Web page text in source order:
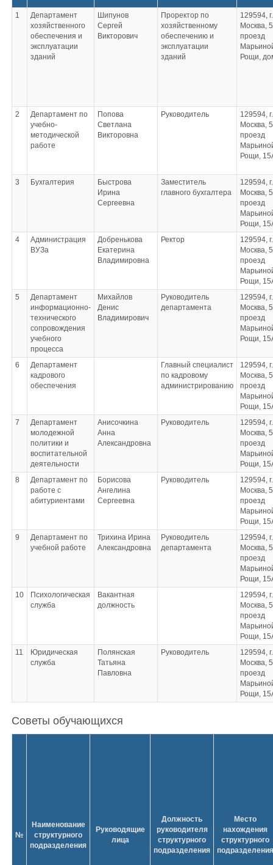
1
Департамент
хозяйственного
обеспечения и
эксплуатации
зданий
Шипунов
Сергей
Викторович
Проректор по
хозяйственному
обеспечению и
эксплуатации
зданий
129594, г.
Москва,
проезд
Рощи,
2
Департамент по
учебно-
методической
работе
Попова
Светлана
Викторовна
Руководитель
129594, г.
Москва,
проезд
Рощи,
3 Бухгалтерия
Быстрова
Ирина
Сергеевна
Заместитель
главного бухгалтера
129594, г.
Москва,
проезд
Рощи,
4
Администрация
ВУЗа
Добренькова
Екатерина
Владимировна
Ректор
129594, г.
Москва,
проезд
Рощи,
5
Департамент
информационно-
технического
сопровождения
учебного
процесса
Михайлов
Денис
Владимирович
Руководитель
департамента
129594, г.
Москва,
проезд
Рощи,
6
Департамент
кадрового
обеспечения
Главный специалист
по кадровому
администрированию
129594, г.
Москва,
проезд
Рощи,
7
Департамент
молодежной
политики и
воспитательной
деятельности
Анисочкина
Анна
Александровна
Руководитель
129594, г.
Москва,
проезд
Рощи,
8
Департамент по
работе с
абитуриентами
Борисова
Ангелина
Сергеевна
Руководитель
129594, г.
Москва,
проезд
Рощи,
9
Департамент по
учебной работе
Трихина Ирина
Александровна
Руководитель
департамента
129594, г.
Москва,
проезд
Рощи,
10
Психологическая
служба
Вакантная
должность
129594, г.
Москва,
проезд
Рощи,
11
Юридическая
служба
Полянская
Татьяна
Павловна
Руководитель
129594, г.
Москва,
проезд
Рощи,
Советы обучающихся
№
Наименование
структурного
подразделения
Руководящие
лица
Должность
руководителя
структурного
подразделения
Место
нахождения
структурного
подразделения